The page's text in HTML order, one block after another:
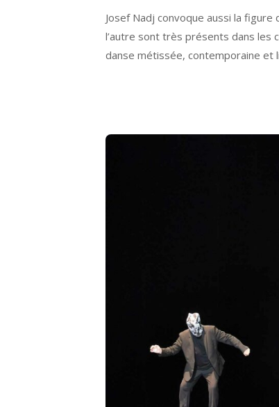
Josef Nadj convoque aussi la
l’autre sont très présents dans les
danse métissée, contemporaine et